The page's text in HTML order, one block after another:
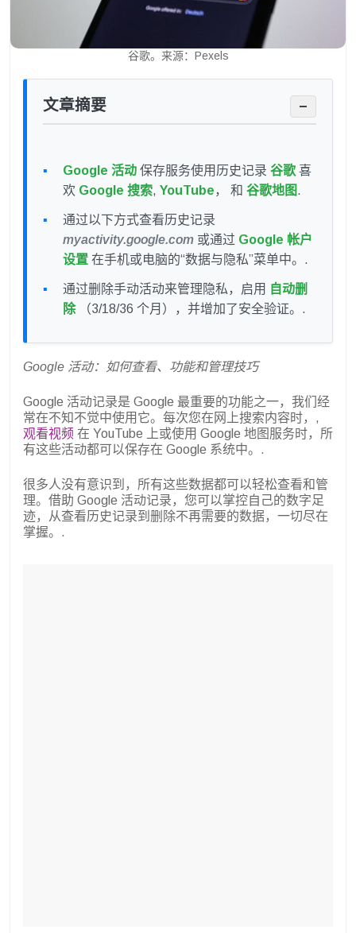
谷歌。来源：Pexels
文章摘要 −
Google 活动 保存服务使用历史记录 谷歌 喜
欢 Google 搜索, YouTube， 和 谷歌地图.
通过以下方式查看历史记录
myactivity.google.com 或通过 Google 帐户
设置 在手机或电脑的“数据与隐私”菜单中。.
通过删除手动活动来管理隐私，启用 自动删
除（3/18/36 个月），并增加了安全验证。.
Google 活动：如何查看、功能和管理技巧
Google 活动记录是 Google 最重要的功能之一，我们经
常在不知不觉中使用它。每次您在网上搜索内容时，,
观看视频 在 YouTube 上或使用 Google 地图服务时，所
有这些活动都可以保存在 Google 系统中。.
很多人没有意识到，所有这些数据都可以轻松查看和管
理。借助 Google 活动记录，您可以掌控自己的数字足
迹，从查看历史记录到删除不再需要的数据，一切尽在
掌握。.